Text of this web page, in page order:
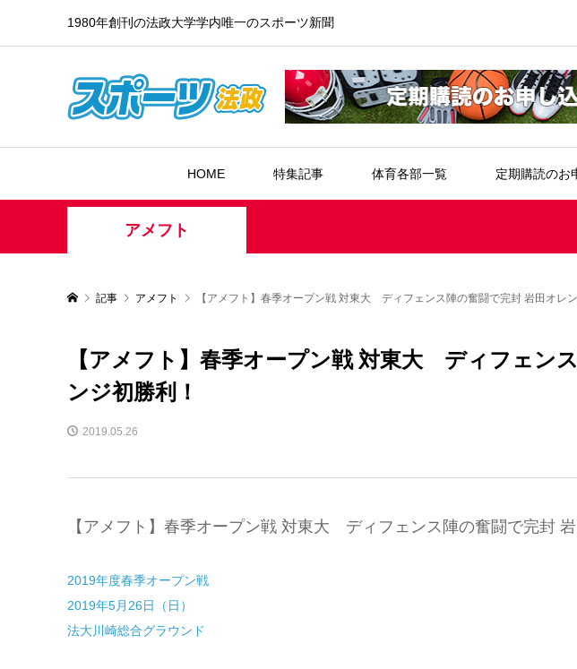
1980年創刊の法政大学学内唯一のスポーツ新聞
HOME 特集記事 体育各部一覧 定期購読のお
アメフト
記事 アメフト 【アメフト】春季オープン戦 対東大 ディフェンス陣の奮闘で完封 岩田オレン
【アメフト】春季オープン戦 対東大 ディフェン
ンジ初勝利！
2019.05.26
【アメフト】春季オープン戦 対東大 ディフェンス陣の奮闘で完封 岩
2019年度春季オープン戦
2019年5月26日（日）
法大川崎総合グラウンド